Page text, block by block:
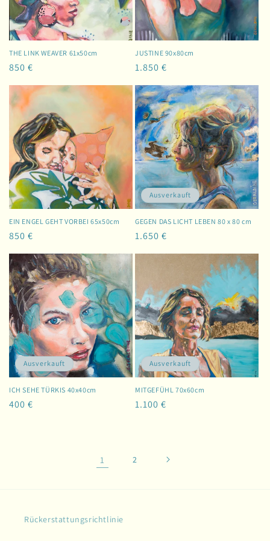
THE LINK WEAVER 61x50cm
Normaler
850 €
JUSTINE 90x80cm
Normaler
1.850 €
EIN ENGEL GEHT VORBEI 65x50cm
Normaler
850 €
Ausverkauft
GEGEN DAS LICHT LEBEN 80 x 80 cm
Normaler
1.650 €
Ausverkauft
ICH SEHE TÜRKIS 40x40cm
Normaler
400 €
Ausverkauft
MITGEFÜHL 70x60cm
Normaler
1.100 €
1 2
Rückerstattungsrichtlinie